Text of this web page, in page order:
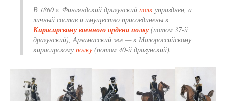
В 1860 г. Финляндский драгунский полк упразднен, а
личный состав и имущество присоединены к
Кирасирскому военного ордена полку(потом 37-й
драгунский), Арзамасский же — к Малороссийскому
кирасирскому полку(потом 40-й драгунский).